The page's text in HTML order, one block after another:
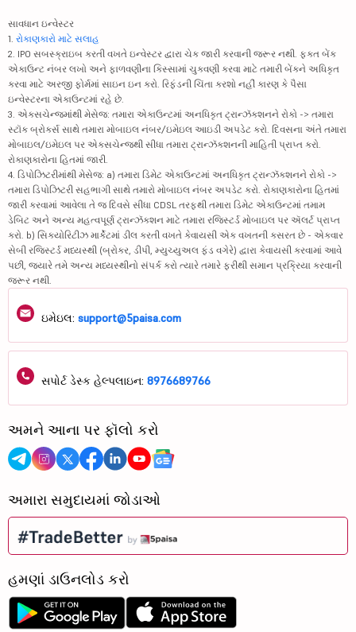
સાવધાન ઇન્વેસ્ટર
1. રોકાણકારો માટે સલાહ
2. IPO સબસ્ક્રાઇબ કરતી વખતે ઇન્વેસ્ટર દ્વારા ચેક જારી કરવાની જરૂર નથી. ફક્ત બેંક
એકાઉન્ટ નંબર લખો અને ફાળવણીના કિસ્સામાં ચુકવણી કરવા માટે તમારી બેંકને અધિકૃત
કરવા માટે અરજી ફોર્મમાં સાઇન ઇન કરો. રિફંડની ચિંતા કરશો નહીં કારણ કે પૈસા
ઇન્વેસ્ટરના એકાઉન્ટમાં રહે છે.
3. એક્સચેન્જમાંથી મેસેજ: તમારા એકાઉન્ટમાં અનધિકૃત ટ્રાન્ઝૅક્શનને રોકો -> તમારા
સ્ટૉક બ્રોકર્સ સાથે તમારા મોબાઇલ નંબર/ઇમેઇલ આઇડી અપડેટ કરો. દિવસના અંતે તમારા
મોબાઇલ/ઇમેઇલ પર એક્સચેન્જથી સીધા તમારા ટ્રાન્ઝૅક્શનની માહિતી પ્રાપ્ત કરો.
રોકાણકારોના હિતમાં જારી.
4. ડિપોઝિટરીમાંથી મેસેજ: a) તમારા ડિમેટ એકાઉન્ટમાં અનધિકૃત ટ્રાન્ઝૅક્શનને રોકો ->
તમારા ડિપોઝિટરી સહભાગી સાથે તમારો મોબાઇલ નંબર અપડેટ કરો. રોકાણકારોના હિતમાં
જારી કરવામાં આવેલા તે જ દિવસે સીધા CDSL તરફથી તમારા ડિમેટ એકાઉન્ટમાં તમામ
ડેબિટ અને અન્ય મહત્વપૂર્ણ ટ્રાન્ઝૅક્શન માટે તમારા રજિસ્ટર્ડ મોબાઇલ પર ઍલર્ટ પ્રાપ્ત
કરો. b) સિક્યોરિટીઝ માર્કેટમાં ડીલ કરતી વખતે કેવાયસી એક વખતની કસરત છે - એકવાર
સેબી રજિસ્ટર્ડ મધ્યસ્થી (બ્રોકર, ડીપી, મ્યુચ્યુઅલ ફંડ વગેરે) દ્વારા કેવાયસી કરવામાં આવે
પછી, જ્યારે તમે અન્ય મધ્યસ્થીનો સંપર્ક કરો ત્યારે તમારે ફરીથી સમાન પ્રક્રિયા કરવાની
જરૂર નથી.
ઇમેઇલ: support@5paisa.com
સપોર્ટ ડેસ્ક હેલ્પલાઇન: 8976689766
અમને આના પર ફૉલો કરો
અમારા સમુદાયમાં જોડાઓ
હમણાં ડાઉનલોડ કરો